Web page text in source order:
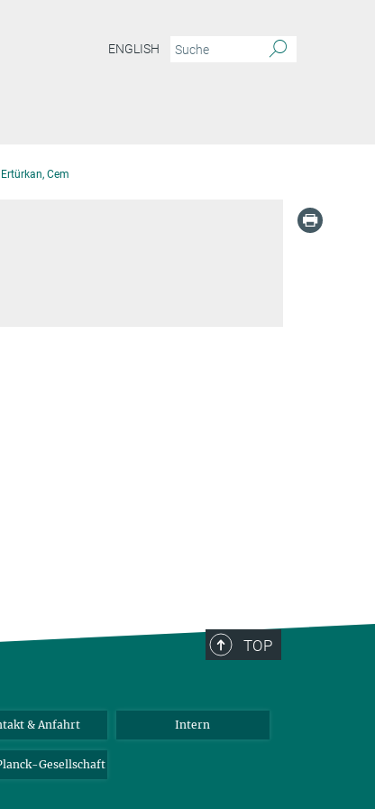
ENGLISH
Ertürkan, Cem
TOP
& Anfahrt Intern
Gesellschaft